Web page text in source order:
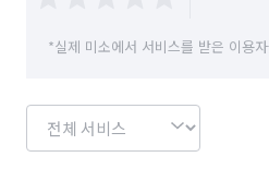
*실제 미소에서 서비스를 받은 이용